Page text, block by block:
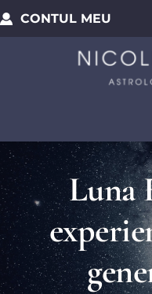
CONTUL MEU
Luna